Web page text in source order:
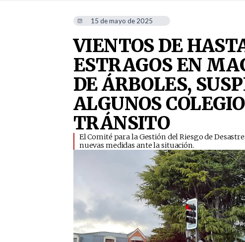
15 de mayo de 2025
VIENTOS DE
ESTRAGOS EN
DE ÁRBOLES,
ALGUNOS
TRÁNSITO
​El Comité para la Gestión del Riesgo de
nuevas medidas ante la situación.